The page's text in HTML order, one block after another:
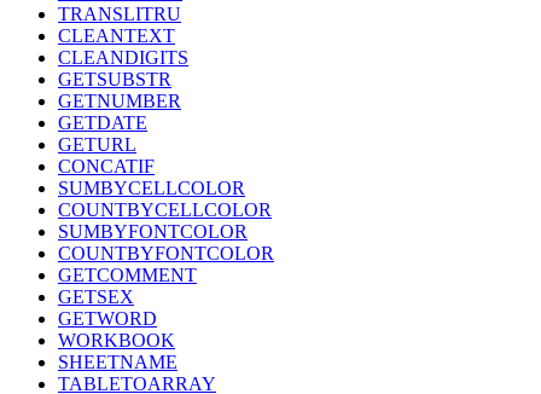
TRANSLITRU
CLEANTEXT
CLEANDIGITS
GETSUBSTR
GETNUMBER
GETDATE
GETURL
CONCATIF
SUMBYCELLCOLOR
COUNTBYCELLCOLOR
SUMBYFONTCOLOR
COUNTBYFONTCOLOR
GETCOMMENT
GETSEX
GETWORD
WORKBOOK
SHEETNAME
TABLETOARRAY